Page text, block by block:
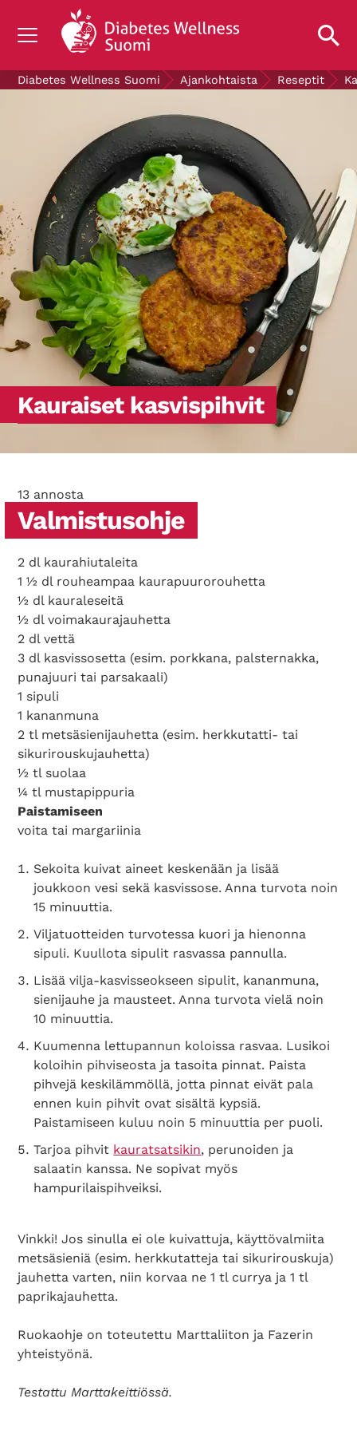
TIETOA DIABETEKSESTA
AJANKOHTAISTA
TIETOA MEISTÄ
ILMAISET DIABETESTUOTTEET
LAHJOITA
Mittaa verensokerisi
Diabetes Wellness Suomi Ajankohtaista Reseptit
Kauraiset kasvispihvit
13 annosta
Valmistusohje
2 dl kaurahiutaleita
1 ½ dl rouheampaa kaurapuurorouhetta
½ dl kauraleseitä
½ dl voimakaurajauhetta
2 dl vettä
3 dl kasvissosetta (esim. porkkana, palsternakka,
punajuuri tai parsakaali)
1 sipuli
1 kananmuna
2 tl metsäsienijauhetta (esim. herkkutatti- tai
sikurirouskujauhetta)
½ tl suolaa
¼ tl mustapippuria
Paistamiseen
voita tai margariinia
Sekoita kuivat aineet keskenään ja lisää
joukkoon vesi sekä kasvissose. Anna turvota noin
15 minuuttia.
Viljatuotteiden turvotessa kuori ja hienonna
sipuli. Kuullota sipulit rasvassa pannulla.
Lisää vilja-kasvisseokseen sipulit, kananmuna,
sienijauhe ja mausteet. Anna turvota vielä noin
10 minuuttia.
Kuumenna lettupannun koloissa rasvaa. Lusikoi
koloihin pihviseosta ja tasoita pinnat. Paista
pihvejä keskilämmöllä, jotta pinnat eivät pala
ennen kuin pihvit ovat sisältä kypsiä.
Paistamiseen kuluu noin 5 minuuttia per puoli.
Tarjoa pihvit kauratsatsikin, perunoiden ja
salaatin kanssa. Ne sopivat myös
hampurilaispihveiksi.
Vinkki! Jos sinulla ei ole kuivattuja, käyttövalmiita
metsäsieniä (esim. herkkutatteja tai sikurirouskuja)
jauhetta varten, niin korvaa ne 1 tl currya ja 1 tl
paprikajauhetta.
Ruokaohje on toteutettu Marttaliiton ja Fazerin
yhteistyönä.
Testattu Marttakeittiössä.